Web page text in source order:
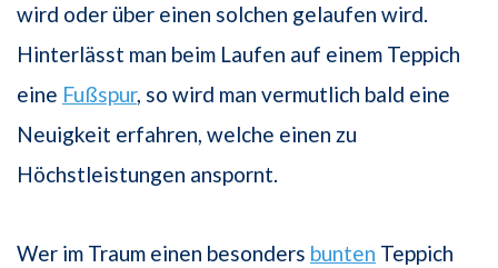
wird oder über einen solchen gelaufen wird.
Hinterlässt man beim Laufen auf einem Teppich
eine Fußspur, so wird man vermutlich bald eine
Neuigkeit erfahren, welche einen zu
Höchstleistungen anspornt.
Wer im Traum einen besonders bunten Teppich